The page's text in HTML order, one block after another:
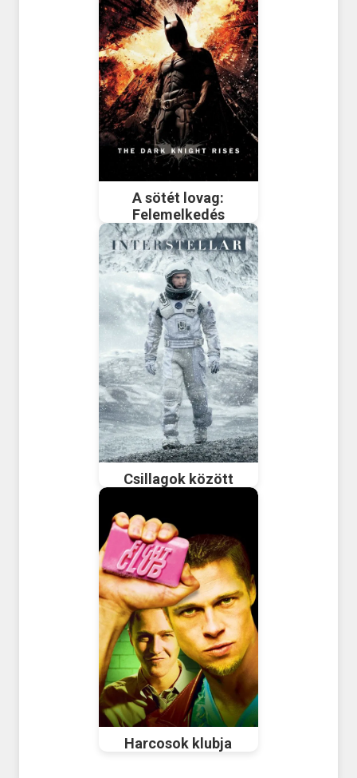
A sötét lovag:
Felemelkedés
Csillagok között
Harcosok klubja